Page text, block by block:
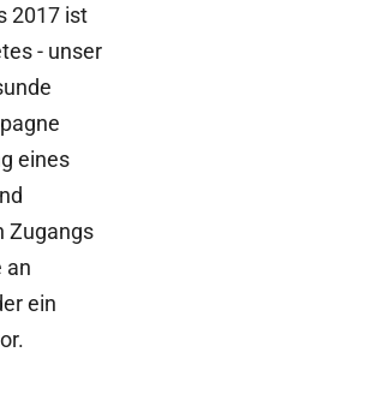
2017 ist
- unser
eines
Zugangs
an
ein